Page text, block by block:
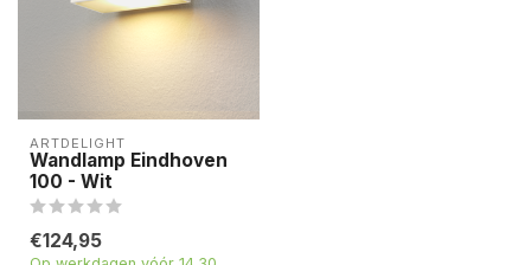
ARTDELIGHT
Wandlamp Eindhoven
100 - Wit
€124,95